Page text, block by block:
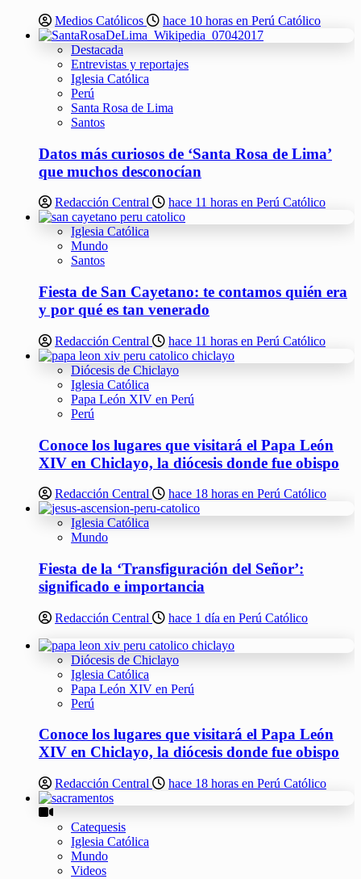
Medios Católicos hace 10 horas en Perú Católico
Destacada
Entrevistas y reportajes
Iglesia Católica
Perú
Santa Rosa de Lima
Santos
Datos más curiosos de ‘Santa Rosa de Lima’
que muchos desconocían
Redacción Central hace 11 horas en Perú Católico
Iglesia Católica
Mundo
Santos
Fiesta de San Cayetano: te contamos quién era
y por qué es tan venerado
Redacción Central hace 11 horas en Perú Católico
Diócesis de Chiclayo
Iglesia Católica
Papa León XIV en Perú
Perú
Conoce los lugares que visitará el Papa León
XIV en Chiclayo, la diócesis donde fue obispo
Redacción Central hace 18 horas en Perú Católico
Iglesia Católica
Mundo
Fiesta de la ‘Transfiguración del Señor’:
significado e importancia
Redacción Central hace 1 día en Perú Católico
Diócesis de Chiclayo
Iglesia Católica
Papa León XIV en Perú
Perú
Conoce los lugares que visitará el Papa León
XIV en Chiclayo, la diócesis donde fue obispo
Redacción Central hace 18 horas en Perú Católico
Catequesis
Iglesia Católica
Mundo
Videos